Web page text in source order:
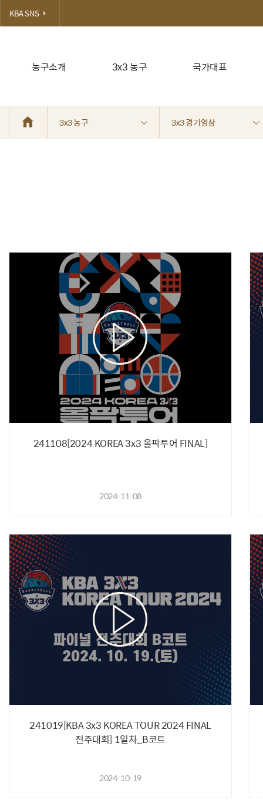
농구소개 3x3 농구 국가대표
KBA SNS
3x3 농구 3x3 경기영상
241108[2024 KOREA 3x3 올팍투어 FINAL]
2024-11-08
241019[KBA 3x3 KOREA TOUR 2024 FINAL
전주대회] 1일차_B코트
2024-10-19